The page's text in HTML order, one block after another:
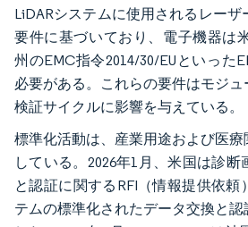
LiDARシステムに使用されるレーザ
要件に基づいており、電子機器は
州のEMC指令2014/30/EUといった
必要がある。これらの要件はモジュ
検証サイクルに影響を与えている。
標準化活動は、産業用途および医
している。2026年1月、米国は診
と認証に関するRFI（情報提供依頼
テムの標準化されたデータ交換と